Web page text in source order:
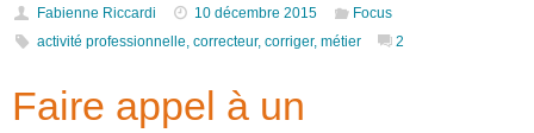
Fabienne Riccardi 10 décembre 2015
Focus
activité professionnelle correcteur, corriger, métier 2
Faire appel à un